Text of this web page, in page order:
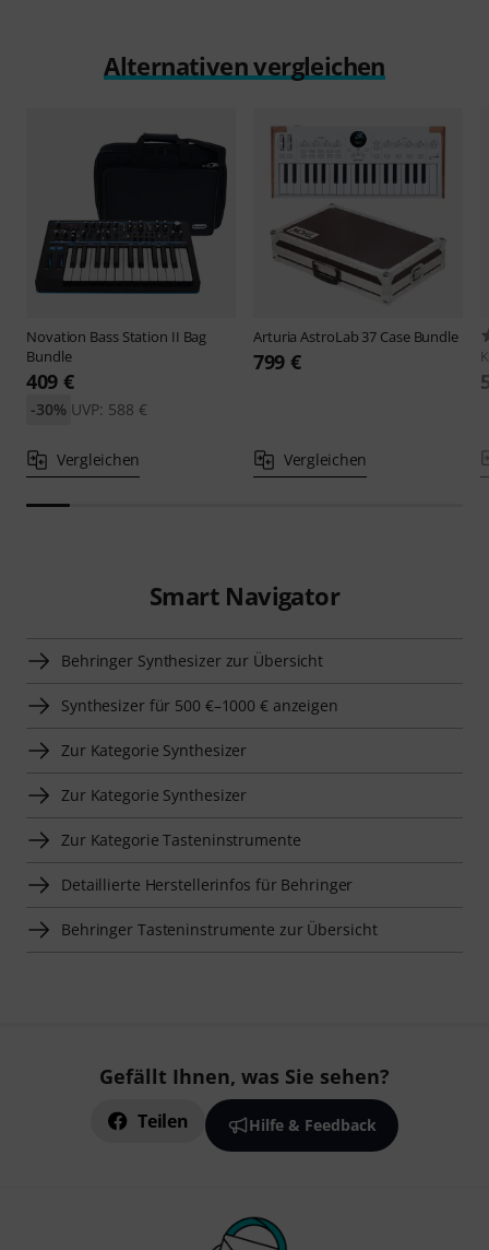
Alternativen vergleichen
Novation Bass Station II Bag
Bundle
409 €
UVP: 588 €
-30%
Vergleichen
ArturiaAstroLab 37 Case Bundle
799 €
Vergleichen
Smart Navigator
Behringer Synthesizer zur Übersicht
Synthesizer für 500 €–1000 € anzeigen
Zur Kategorie Synthesizer
Zur Kategorie Synthesizer
Zur Kategorie Tasteninstrumente
Detaillierte Herstellerinfos für Behringer
Behringer Tasteninstrumente zur Übersicht
Gefällt Ihnen, was Sie sehen?
Teilen Hilfe & Feedback